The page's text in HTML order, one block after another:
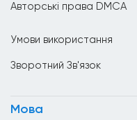
Гана
Гватемала
Авторські права DMCA
Умови використання
Зворотний Зв'язок
Мова